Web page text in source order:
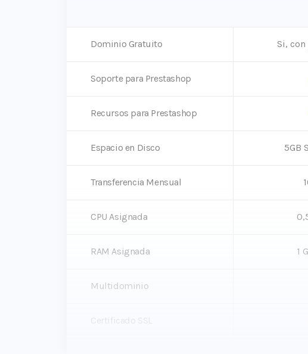
Dominio Gratuito
Soporte para Prestashop
Recursos para Prestashop
Espacio en Disco
Transferencia Mensual
CPU Asignada
RAM Asignada
Multidominio
Certificado SSL
Si,
5GB
1